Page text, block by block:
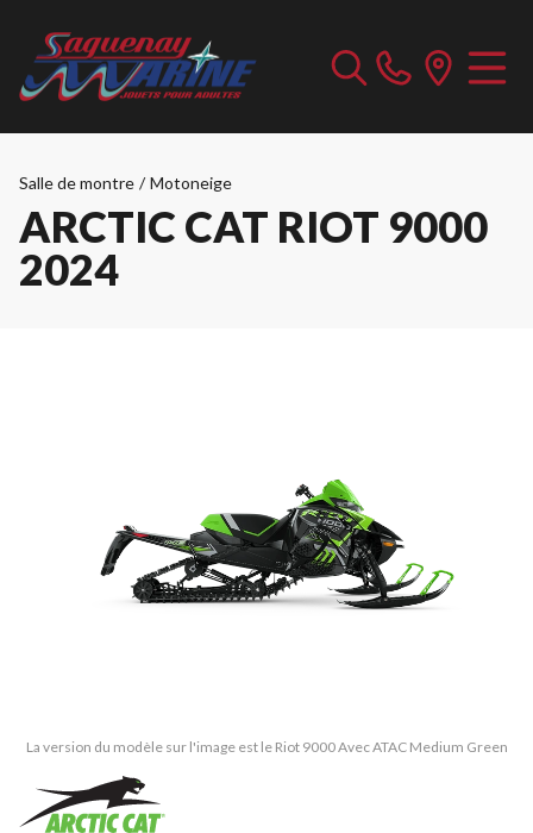
Salle de montre / Motoneige
ARCTIC CAT RIOT 9000
2024
La version du modèle sur l'image est le Riot 9000 Avec ATAC Medium Green